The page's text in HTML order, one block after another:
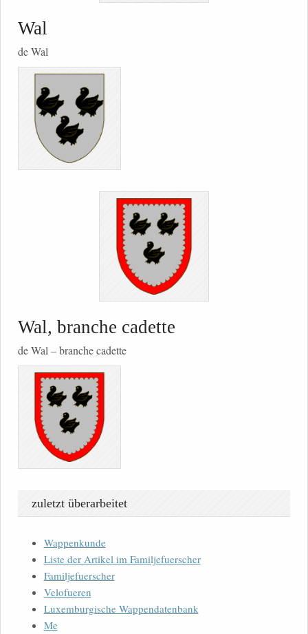
Wal
de Wal
Wal, branche cadette
de Wal – branche cadette
zuletzt überarbeitet
Wappenkunde
Liste der Artikel im Familjefuerscher
Familjefuerscher
Velofueren
Luxemburgische Wappendatenbank
Me